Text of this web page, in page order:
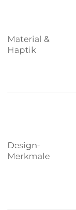
Material &
Haptik
Design-
Merkmale